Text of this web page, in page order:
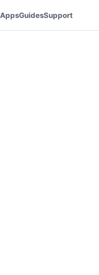
AppsGuidesSupport